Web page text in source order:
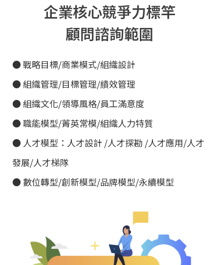
企業核心競爭力標竿
顧問諮詢範圍
● 戰略目標/商業模式/組織設計
● 組織管理/目標管理/績效管理
● 組織文化/領導風格/員工滿意度
● 職能模型/菁英常模/組織人力特質
● 人才模型：人才設計 /人才探勘 /人才應用/人才
發展/人才梯隊
● 數位轉型/創新模型/品牌模型/永續模型